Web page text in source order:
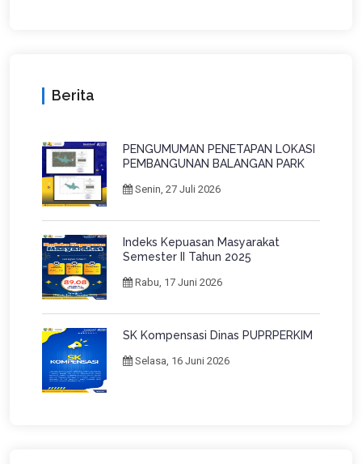
Berita
PENGUMUMAN PENETAPAN LOKASI
PEMBANGUNAN BALANGAN PARK
Senin, 27 Juli 2026
Indeks Kepuasan Masyarakat
Semester II Tahun 2025
Rabu, 17 Juni 2026
SK Kompensasi Dinas PUPRPERKIM
Selasa, 16 Juni 2026